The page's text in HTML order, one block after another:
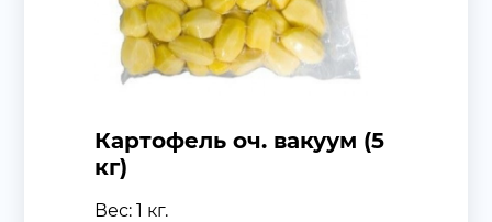
Картофель оч. вакуум (5
кг)
Вес: 1 кг.